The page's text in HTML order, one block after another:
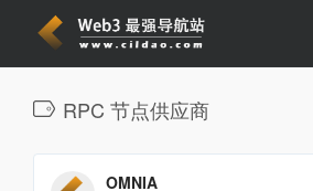
RPC 节点供应商
OMNIA